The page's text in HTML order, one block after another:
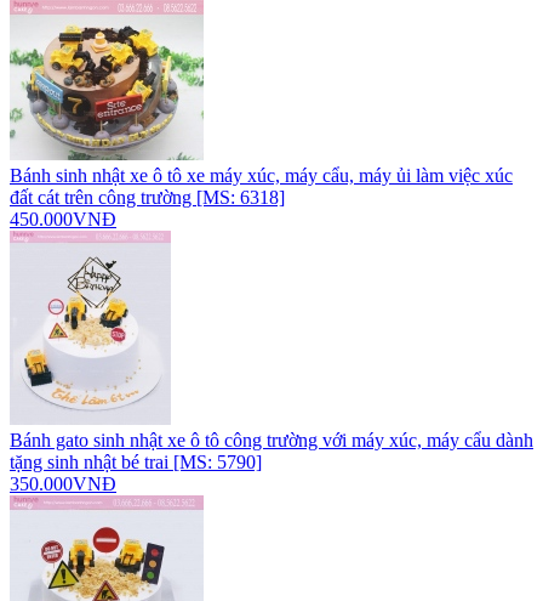
Bánh sinh nhật xe ô tô xe máy xúc, máy cẩu, máy ủi làm việc xúc
đất cát trên công trường [MS: 6318]
450.000VNĐ
Bánh gato sinh nhật xe ô tô công trường với máy xúc, máy cẩu dành
tặng sinh nhật bé trai [MS: 5790]
350.000VNĐ